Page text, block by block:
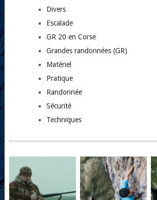
Divers
Escalade
GR 20 en Corse
Grandes randonnées (GR)
Matériel
Pratique
Randonnée
Sécurité
Techniques